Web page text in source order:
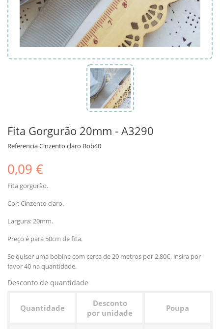
Fita Gorgurão 20mm - A3290
ReferenciaCinzento claro Bob40
0,09 €
Fita gorgurão.
Cor: Cinzento claro.
Largura: 20mm.
Preço é para 50cm de fita.
Se quiser uma bobine com cerca de 20 metros por 2.80€, insira por
favor 40 na quantidade.
Desconto de quantidade
Quantidade
Desconto
por unidade
Poupa